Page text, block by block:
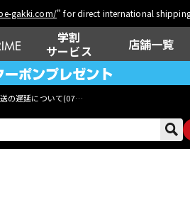
gakki.com/" for direct international
学割
サービス
店舗一覧
の遅延について(07月29日